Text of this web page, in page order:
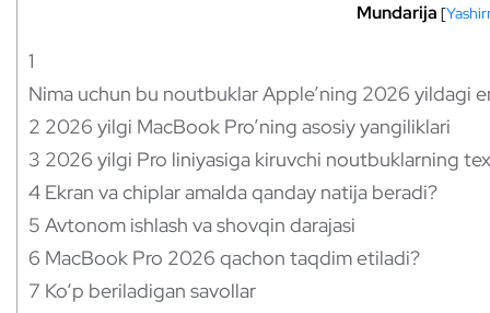
Mundarija [
1
Nima uchun bu noutbuklar Apple’ning 2026 yildagi
2 2026 yilgi MacBook Pro’ning asosiy yangiliklari
3 2026 yilgi Pro liniyasiga kiruvchi noutbuklarning
4 Ekran va chiplar amalda qanday natija beradi?
5 Avtonom ishlash va shovqin darajasi
6 MacBook Pro 2026 qachon taqdim etiladi?
7 Ko‘p beriladigan savollar